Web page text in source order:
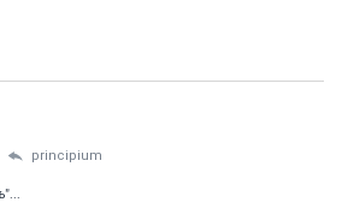
principium